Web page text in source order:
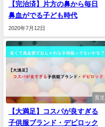
【完治済】片方の鼻から毎日
鼻血がでる子ども時代
2020年7月12日
育児
【大満足】コスパが良すぎる
子供服ブランド・デビロック